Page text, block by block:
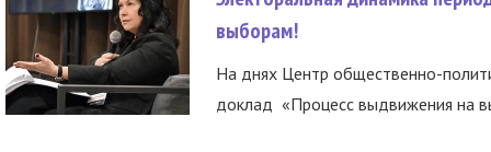
выборам!
На днях Центр общественно-
доклад «Процесс выдвижения на